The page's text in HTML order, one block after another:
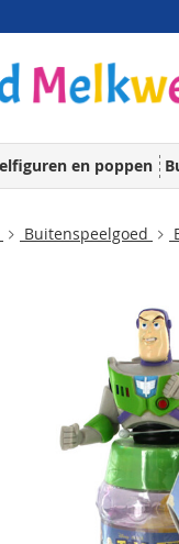
en poppen
Buitenspeelgoed